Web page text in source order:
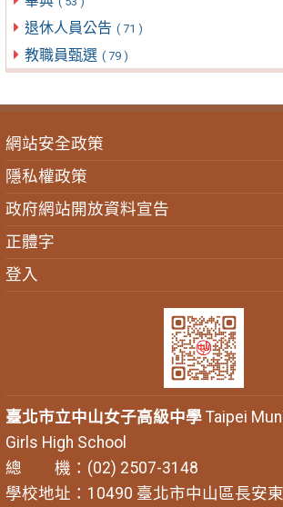
退休人員公告 ( 71 )
教職員甄選 ( 79 )
網站安全政策
隱私權政策
政府網站開放資料宣告
正體字
登入
臺北市立中山女子高級中學Taipei
Girls High School
總 機：(02) 2507-3148
學校地址：10490 臺北市中山區長安